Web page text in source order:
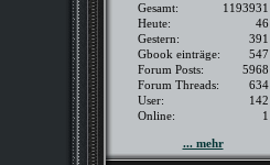
Gesamt:
1193931
Heute:
46
Gestern:
391
Gbook einträge:
547
Forum Posts:
5968
Forum Threads:
634
User:
142
Online:
1
... mehr